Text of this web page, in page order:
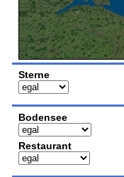
Sterne
Bodensee
Restaurant